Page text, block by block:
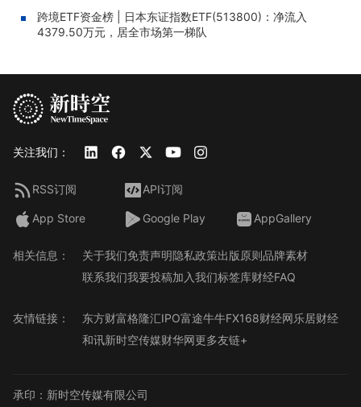
跨境ETF资金榜 | 日本东证指数ETF(513800)：净流入
4379.50万元，居全市场第一梯队
关注我们：
RSS订阅 API订阅
App Store Google Play AppGallery
相关信息： 关于我们免责声明隐私政策出版原则品牌素材
联系我们我要投稿加入我们标签库财经FAQ
友情链接： 东方财富格隆汇IPO富途牛牛FX168财经网乐居财经
和讯新时空传媒财华网更多友链+
承印：新时空传媒有限公司